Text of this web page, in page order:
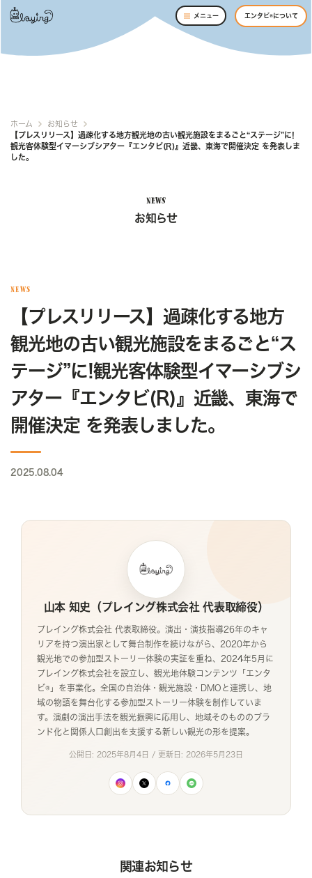
メニュー エンタビ®について
ホーム
お知らせ
【プレスリリース】過疎化する地方観光地の古い観光施設をまるごと“ステージ”に!
観光客体験型イマーシブシアター『エンタビ(R)』近畿、東海で開催決定 を発表しま
した。
NEWS
お知らせ
NEWS
【プレスリリース】過疎化する地方
観光地の古い観光施設をまるごと“ス
テージ”に!観光客体験型イマーシブシ
アター『エンタビ(R)』近畿、東海で
開催決定 を発表しました。
2025.08.04
山本 知史（プレイング株式会社 代表取締役）
プレイング株式会社 代表取締役。演出・演技指導26年のキャ
リアを持つ演出家として舞台制作を続けながら、2020年から
観光地での参加型ストーリー体験の実証を重ね、2024年5月に
プレイング株式会社を設立し、観光地体験コンテンツ「エンタ
ビ®」を事業化。全国の自治体・観光施設・DMOと連携し、地
域の物語を舞台化する参加型ストーリー体験を制作していま
す。演劇の演出手法を観光振興に応用し、地域そのもののブラ
ンド化と関係人口創出を支援する新しい観光の形を提案。
公開日: 2025年8月4日 / 更新日: 2026年5月23日
関連お知らせ